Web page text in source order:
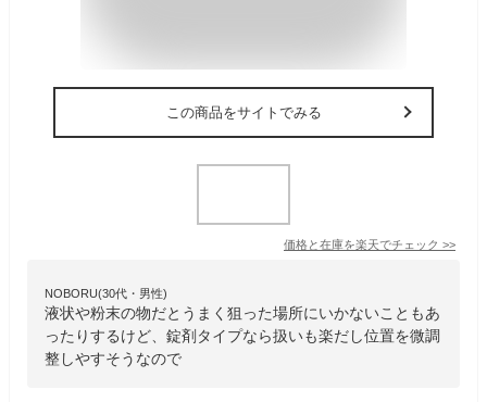
この商品をサイトでみる
価格と在庫を楽天でチェック >>
NOBORU(30代・男性)
液状や粉末の物だとうまく狙った場所にいかないこともあ
ったりするけど、錠剤タイプなら扱いも楽だし位置を微調
整しやすそうなので